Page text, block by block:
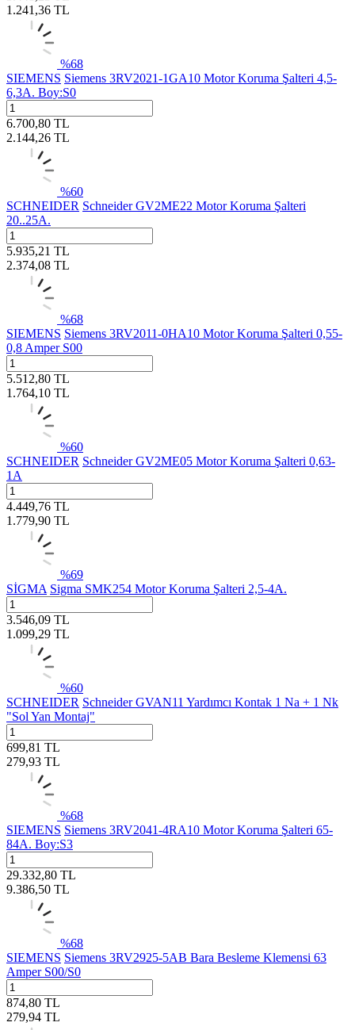
1.241,36 TL
%68
SIEMENS Siemens 3RV2021-1GA10 Motor Koruma Şalteri 4,5-
6,3A. Boy:S0
6.700,80 TL
2.144,26 TL
%60
SCHNEIDER Schneider GV2ME22 Motor Koruma Şalteri
20..25A.
5.935,21 TL
2.374,08 TL
%68
SIEMENS Siemens 3RV2011-0HA10 Motor Koruma Şalteri 0,55-
0,8 Amper S00
5.512,80 TL
1.764,10 TL
%60
SCHNEIDER Schneider GV2ME05 Motor Koruma Şalteri 0,63-
1A
4.449,76 TL
1.779,90 TL
%69
SİGMA Sigma SMK254 Motor Koruma Şalteri 2,5-4A.
3.546,09 TL
1.099,29 TL
%60
SCHNEIDER Schneider GVAN11 Yardımcı Kontak 1 Na + 1 Nk
"Sol Yan Montaj"
699,81 TL
279,93 TL
%68
SIEMENS Siemens 3RV2041-4RA10 Motor Koruma Şalteri 65-
84A. Boy:S3
29.332,80 TL
9.386,50 TL
%68
SIEMENS Siemens 3RV2925-5AB Bara Besleme Klemensi 63
Amper S00/S0
874,80 TL
279,94 TL